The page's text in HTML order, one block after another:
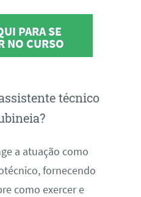
PARA SE
NO CURSO
técnico
a atuação como
fornecendo
como exercer e